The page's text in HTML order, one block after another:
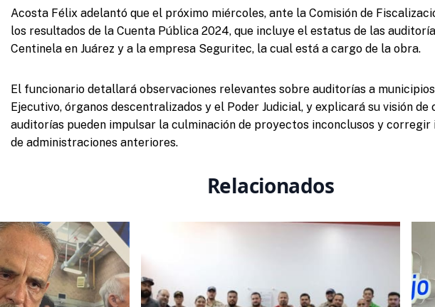
Acosta Félix adelantó que el próximo miércoles, ante la Comisión de
los resultados de la Cuenta Pública 2024, que incluye el estatus de las
Centinela en Juárez y a la empresa Seguritec, la cual está a cargo de la obra.
El funcionario detallará observaciones relevantes sobre auditorías a
Ejecutivo, órganos descentralizados y el Poder Judicial, y explicará su visión de
auditorías pueden impulsar la culminación de proyectos inconclusos y
de administraciones anteriores.
Relacionados